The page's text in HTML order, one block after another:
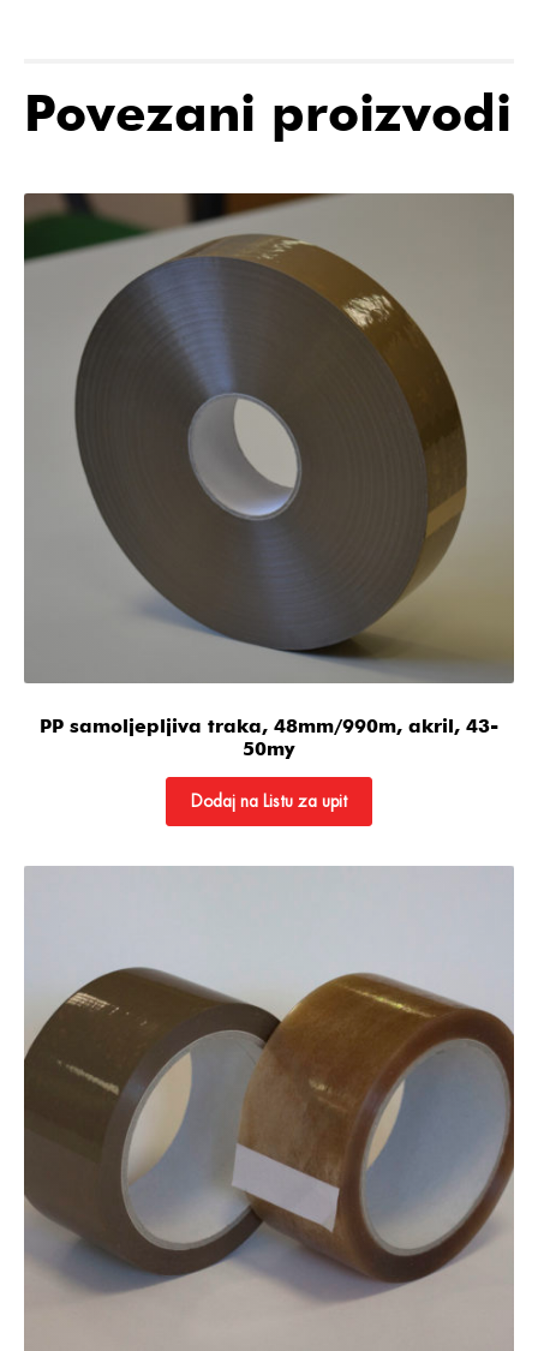
Povezani proizvodi
PP samoljepljiva traka, 48mm/990m, akril, 43-
50my
Dodaj na Listu za upit